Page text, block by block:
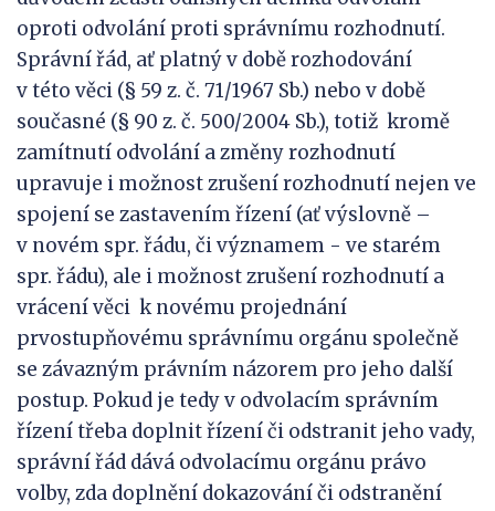
oproti odvolání proti správnímu rozhodnutí.
Správní řád, ať platný v době rozhodování
v této věci (§ 59 z. č. 71/1967 Sb.) nebo v době
současné (§ 90 z. č. 500/2004 Sb.), totiž kromě
zamítnutí odvolání a změny rozhodnutí
upravuje i možnost zrušení rozhodnutí nejen ve
spojení se zastavením řízení (ať výslovně –
v novém spr. řádu, či významem - ve starém
spr. řádu), ale i možnost zrušení rozhodnutí a
vrácení věci k novému projednání
prvostupňovému správnímu orgánu společně
se závazným právním názorem pro jeho další
postup. Pokud je tedy v odvolacím správním
řízení třeba doplnit řízení či odstranit jeho vady,
správní řád dává odvolacímu orgánu právo
volby, zda doplnění dokazování či odstranění